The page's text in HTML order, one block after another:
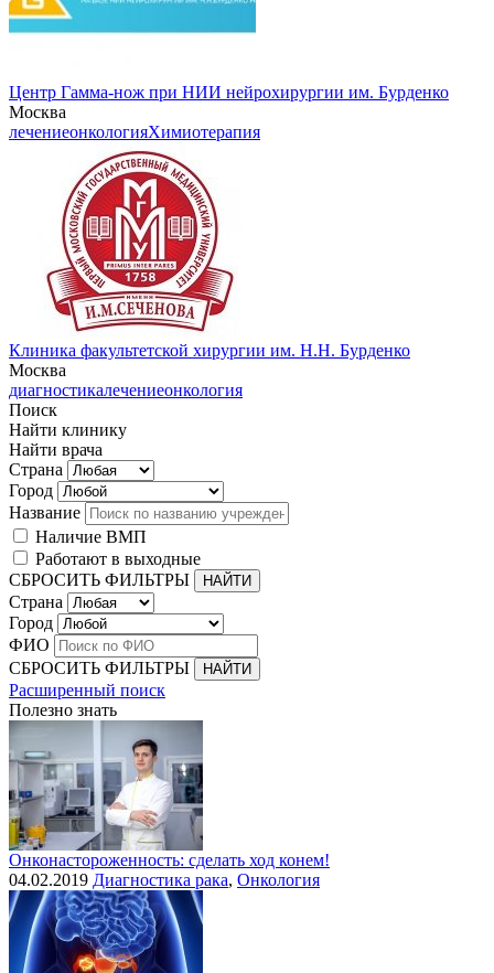
Центр Гамма-нож при НИИ нейрохирургии им. Бурденко
Москва
лечениеонкологияХимиотерапия
Клиника факультетской хирургии им. Н.Н. Бурденко
Москва
диагностикалечениеонкология
Поиск
Найти клинику
Найти врача
Страна
Город
Название
Наличие ВМП
Работают в выходные
СБРОСИТЬ ФИЛЬТРЫ
Страна
Город
ФИО
СБРОСИТЬ ФИЛЬТРЫ
Расширенный поиск
Полезно знать
Онконастороженность: сделать ход конем!
04.02.2019 Диагностика рака, Онкология